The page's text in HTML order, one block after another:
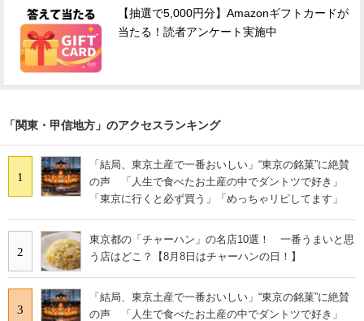
【抽選で5,000円分】Amazonギフトカードが
当たる！読者アンケート実施中
「関東・甲信地方」のアクセスランキング
1
「結局、東京土産で一番おいしい」“東京の銘菓”に絶賛
の声 「人生で食べたお土産の中でダントツで好き」
「東京に行くと必ず買う」「めっちゃリピしてます」
2
東京都の「チャーハン」の名店10選！ 一番うまいと思
う店はどこ？【8月8日はチャーハンの日！】
3
「結局、東京土産で一番おいしい」“東京の銘菓”に絶賛
の声 「人生で食べたお土産の中でダントツで好き」